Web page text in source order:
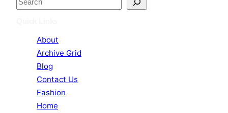
About
Archive Grid
Blog
Contact Us
Fashion
Home